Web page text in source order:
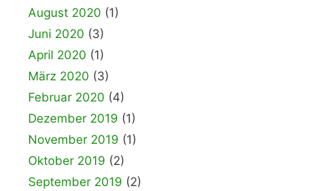
August 2020 (1)
Juni 2020 (3)
April 2020 (1)
März 2020 (3)
Februar 2020 (4)
Dezember 2019 (1)
November 2019 (1)
Oktober 2019 (2)
September 2019 (2)